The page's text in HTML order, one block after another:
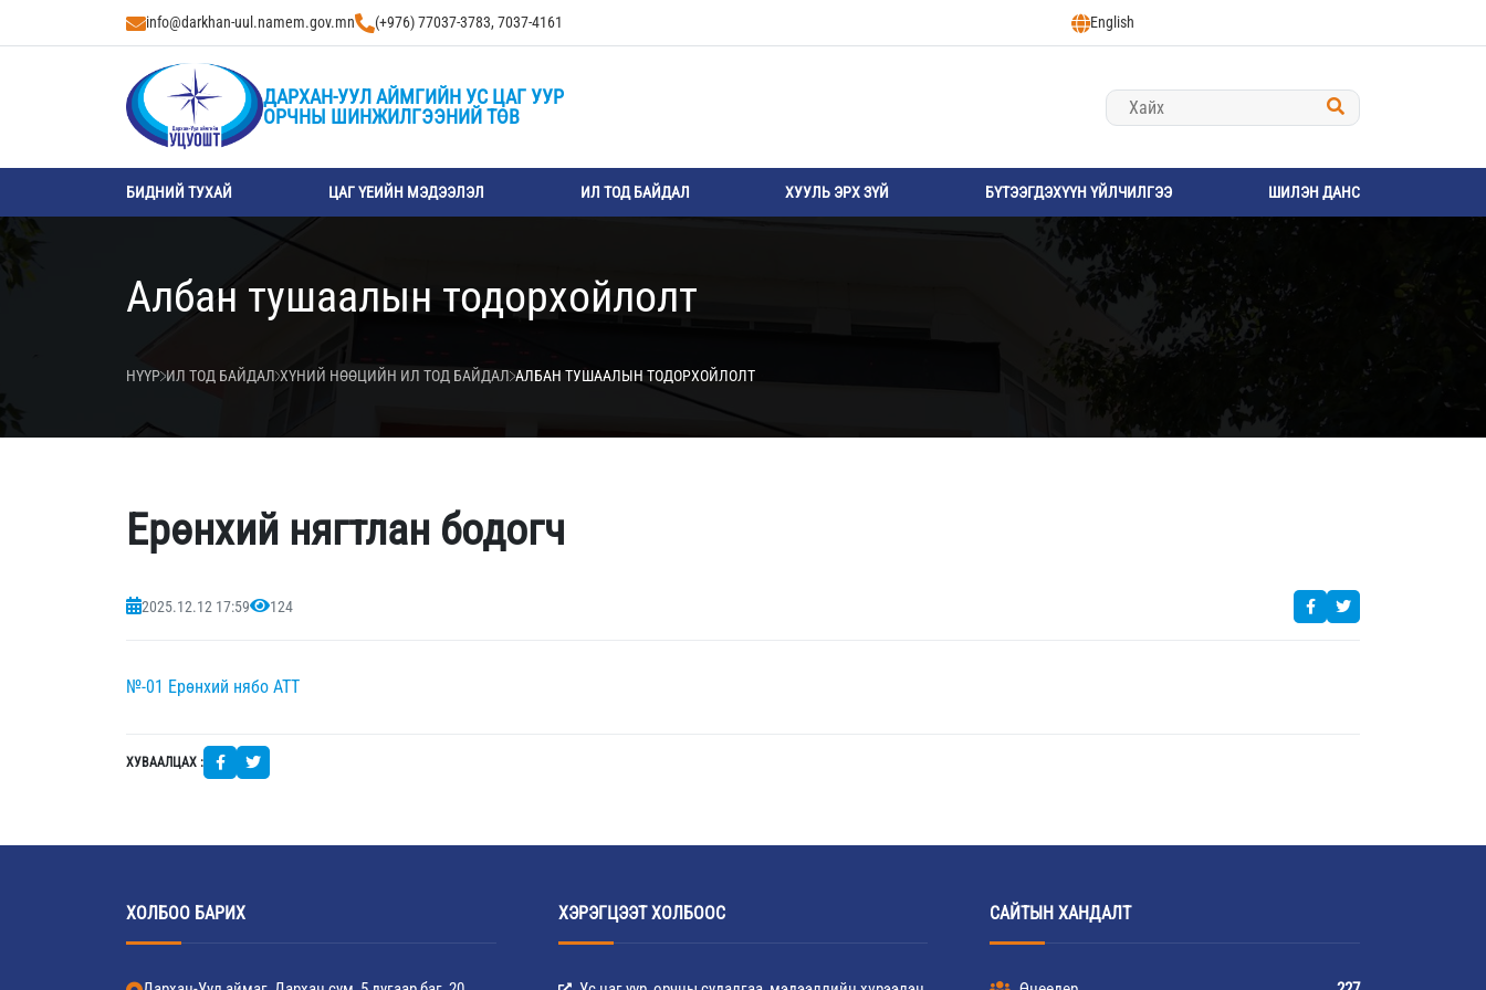
info@darkhan-uul.namem.gov.mn (+976) 77037-3783, 7037-4161 English
ДАРХАН-УУЛ АЙМГИЙН УС ЦАГ УУР
ОРЧНЫ ШИНЖИЛГЭЭНИЙ ТӨВ
БИДНИЙ ТУХАЙ ЦАГ ҮЕИЙН МЭДЭЭЛЭЛ ИЛ ТОД БАЙДАЛ ХУУЛЬ ЭРХ ЗҮЙ БҮТЭЭГДЭХҮҮН ҮЙЛЧИЛГЭЭ ШИЛЭН ДАНС
Албан тушаалын тодорхойлолт
НҮҮР ИЛ ТОД БАЙДАЛ ХҮНИЙ НӨӨЦИЙН ИЛ ТОД БАЙДАЛ АЛБАН ТУШААЛЫН ТОДОРХОЙЛОЛТ
Ерөнхий нягтлан бодогч
2025.12.12 17:59 124
№-01 Ерөнхий нябо АТТ
ХУВААЛЦАХ :
ХОЛБОО БАРИХ ХЭРЭГЦЭЭТ ХОЛБООС САЙТЫН ХАНДАЛТ